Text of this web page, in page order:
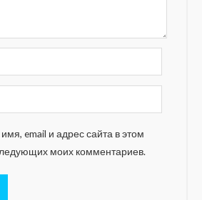
email и адрес сайта в этом
моих комментариев.